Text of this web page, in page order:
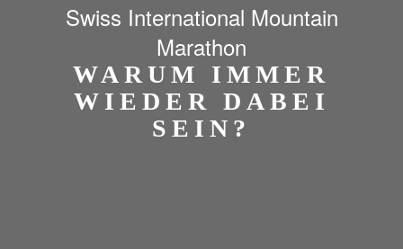
Swiss International Mountain
Marathon
WARUM IMMER
WIEDER DABEI
SEIN?